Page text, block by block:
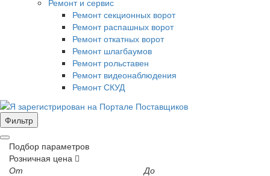
Ремонт секционных ворот
Ремонт распашных ворот
Ремонт откатных ворот
Ремонт шлагбаумов
Ремонт рольставен
Ремонт видеонаблюдения
Ремонт СКУД
Фильтр
Подбор параметров
Розничная цена
От
До